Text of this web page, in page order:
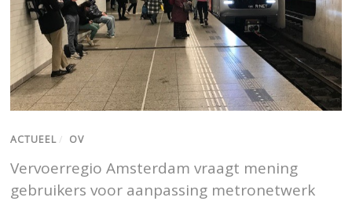
ACTUEEL / OV
Vervoerregio Amsterdam vraagt mening
gebruikers voor aanpassing metronetwerk